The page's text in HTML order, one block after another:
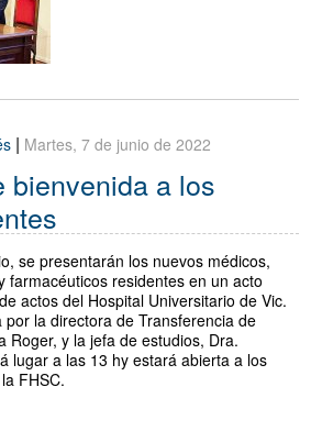
| Martes, 7 de junio de 2022
bienvenida a los
se presentarán los nuevos médicos,
farmacéuticos residentes en un acto
actos del Hospital Universitario de Vic.
la directora de Transferencia de
Roger, y la jefa de estudios, Dra.
lugar a las 13 hy estará abierta a los
FHSC.